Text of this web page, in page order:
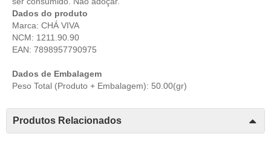
Dados do produto
Marca: CHÁ VIVA
NCM: 1211.90.90
EAN: 7898957790975
Dados de Embalagem
Peso Total (Produto + Embalagem): 50.00(gr)
Produtos Relacionados